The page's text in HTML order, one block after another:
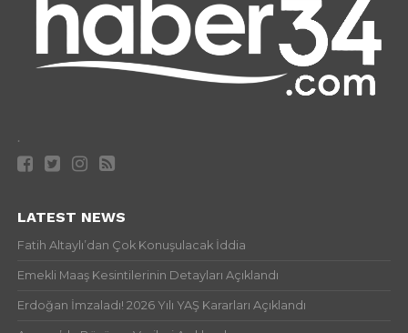
.
LATEST NEWS
Fatih Altaylı’dan Çok Konuşulacak İddia
Emekli Maaş Kesintilerinin Detayları Açıklandı
Erdoğan İmzaladı! 2026 Yılı YAŞ Kararları Açıklandı